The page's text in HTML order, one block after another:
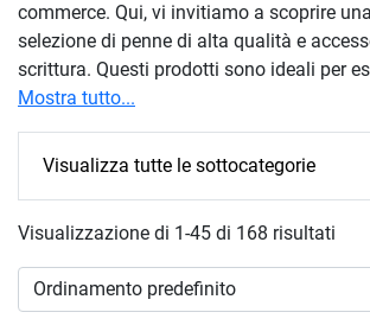
commerce. Qui, vi invitiamo a scoprire
selezione di penne di alta qualità e
scrittura. Questi prodotti sono ideali per
stile, regalare un tocco di eleganza o
qualsiasi momento importante. Troverete
gamma di penne di lusso, stilografiche,
penne a gel, realizzate con materiali
essenziali. Collaboriamo con marchi di
penne di alta qualità che sono destinate
e a diventare oggetti di eredità. Esplorate
Mostra tutto...
Visualizza tutte le sottocategorie
Visualizzazione di 1-45 di 168 risultati